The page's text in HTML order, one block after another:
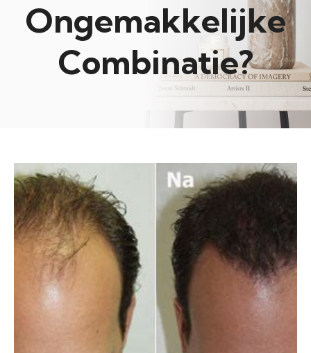
Ongemakkelijke
Combinatie?